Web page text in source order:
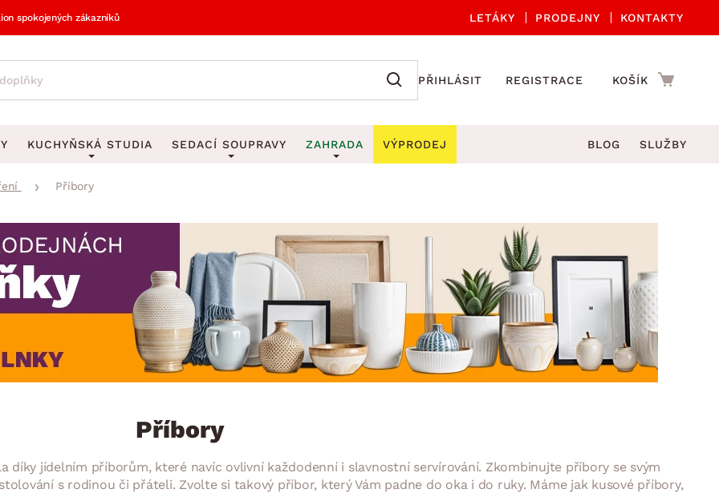
spokojených zákazníků LETÁKY PRODEJNY KONTAKTY
PŘIHLÁSIT REGISTRACE KOŠÍK
DEKORACE
Obrazy
Zrcadla
Zobrazit vše
Věšáky na klíče
Stojany na deštníky
Stojany na noviny
Stojany na oblečení
Zobrazit vše
Kuchyňské příslušenství
Kuchyňské doplňky
Koupelnové doplňky
Zahradní doplňky
Zobrazit vše
DOMÁCÍ SPOTŘEBIČE ZAHRADNÍ DOPLŇKY VÁNOCE
KUCHYŇSKÁ STUDIA SEDACÍ SOUPRAVY
Rohové sedací soupravy
Sedací soupravy 3-2-1
Sedací soupravy na míru
ZAHRADA
Zahradní židle a křesla
Zahradní lavice
Zahradní stoly
Zahradní houpačky
Zahradní lehátka
Zahradní doplňky
VÝPRODEJ BLOG SLUŽBY
Příbory
Příbory
díky jídelním příborům, které navíc ovlivní každodenní i slavnostní servírování. Zkombinujte příbory se svým
s rodinou či přáteli. Zvolte si takový příbor, který Vám padne do oka i do ruky. Máme jak kusové příbory,